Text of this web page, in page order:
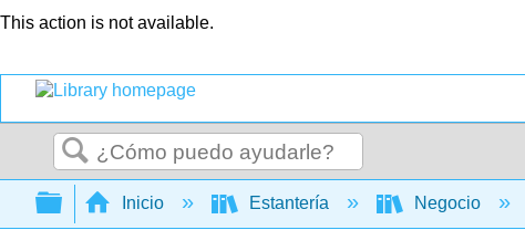
This action is not available.
Buscar
Expandir/contraer jerarquía global
Inicio Estantería Negocio